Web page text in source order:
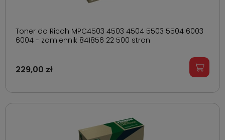
Toner do Ricoh MPC4503 4503 4504 5503 5504 6003
6004 - zamiennik 841856 22 500 stron
229,00 zł